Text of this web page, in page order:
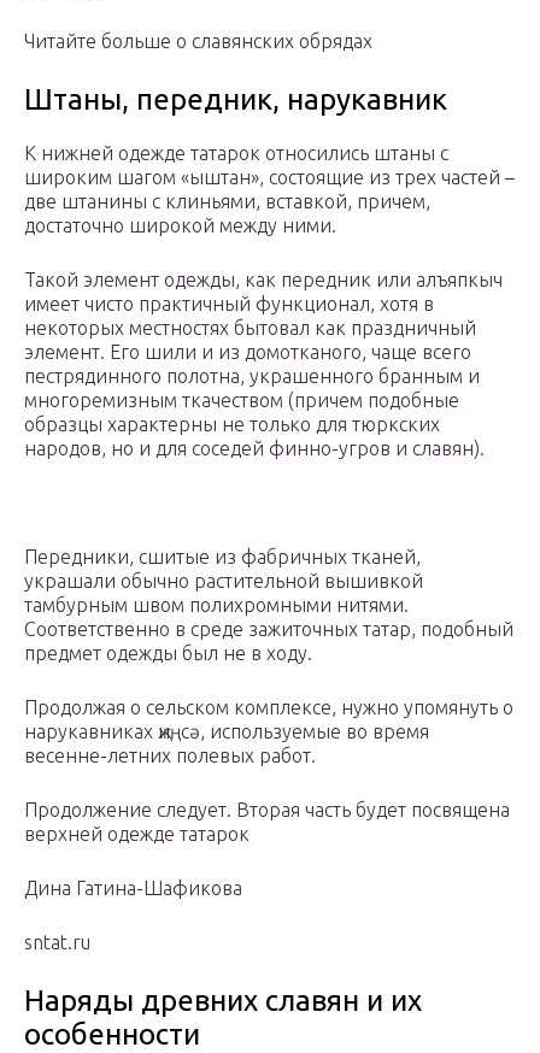
Читайте больше о славянских обрядах
Штаны, передник, нарукавник
К нижней одежде татарок относились штаны с
широким шагом «ыштан», состоящие из трех частей –
две штанины с клиньями, вставкой, причем,
достаточно широкой между ними.
Такой элемент одежды, как передник или алъяпкыч
имеет чисто практичный функционал, хотя в
некоторых местностях бытовал как праздничный
элемент. Его шили и из домотканого, чаще всего
пестрядинного полотна, украшенного бранным и
многоремизным ткачеством (причем подобные
образцы характерны не только для тюркских
народов, но и для соседей финно-угров и славян).
Передники, сшитые из фабричных тканей,
украшали обычно растительной вышивкой
тамбурным швом полихромными нитями.
Соответственно в среде зажиточных татар, подобный
предмет одежды был не в ходу.
Продолжая о сельском комплексе, нужно упомянуть о
нарукавниках җиңсә, используемые во время
весенне-летних полевых работ.
Продолжение следует. Вторая часть будет посвящена
верхней одежде татарок
Дина Гатина-Шафикова
sntat.ru
Наряды древних славян и их
особенности